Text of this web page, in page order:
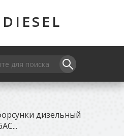
дизельный